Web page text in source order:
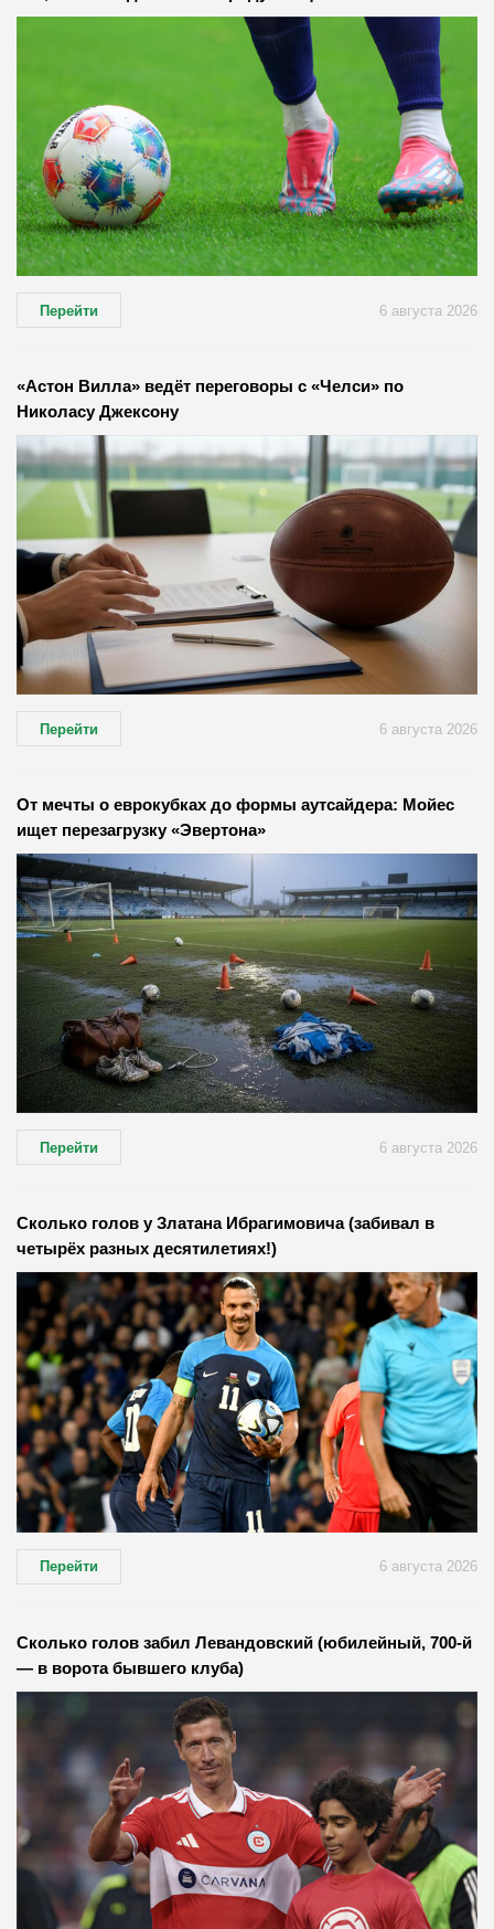
Перейти 6 августа 2026
«Астон Вилла» ведёт переговоры с «Челси» по
Николасу Джексону
Перейти 6 августа 2026
От мечты о еврокубках до формы аутсайдера: Мойес
ищет перезагрузку «Эвертона»
Перейти 6 августа 2026
Сколько голов у Златана Ибрагимовича (забивал в
четырёх разных десятилетиях!)
Перейти 6 августа 2026
Сколько голов забил Левандовский (юбилейный, 700-й
— в ворота бывшего клуба)